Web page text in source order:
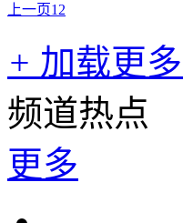
上一页1 2
+ 加载更
频道热点
更多